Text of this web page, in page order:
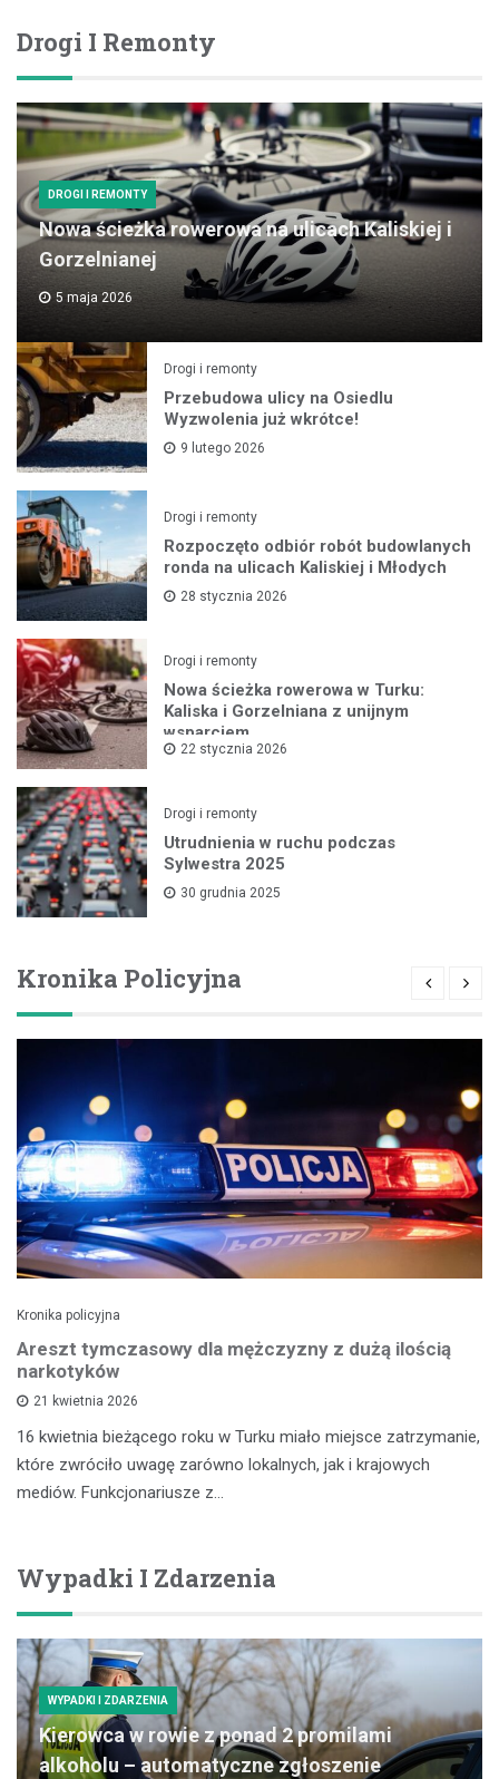
Drogi I Remonty
DROGI I REMONTY
Nowa ścieżka rowerowa na ulicach Kaliskiej i
Gorzelnianej
5 maja 2026
Drogi i remonty
Przebudowa ulicy na Osiedlu
Wyzwolenia już wkrótce!
9 lutego 2026
Drogi i remonty
Rozpoczęto odbiór robót budowlanych
ronda na ulicach Kaliskiej i Młodych
28 stycznia 2026
Drogi i remonty
Nowa ścieżka rowerowa w Turku:
Kaliska i Gorzelniana z unijnym
wsparciem
22 stycznia 2026
Drogi i remonty
Utrudnienia w ruchu podczas
Sylwestra 2025
30 grudnia 2025
Kronika Policyjna
Kronika policyjna
Areszt tymczasowy dla mężczyzny z dużą ilością
narkotyków
21 kwietnia 2026
16 kwietnia bieżącego roku w Turku miało miejsce zatrzymanie,
które zwróciło uwagę zarówno lokalnych, jak i krajowych
mediów. Funkcjonariusze z…
Wypadki I Zdarzenia
WYPADKI I ZDARZENIA
Kierowca w rowie z ponad 2 promilami
alkoholu – automatyczne zgłoszenie